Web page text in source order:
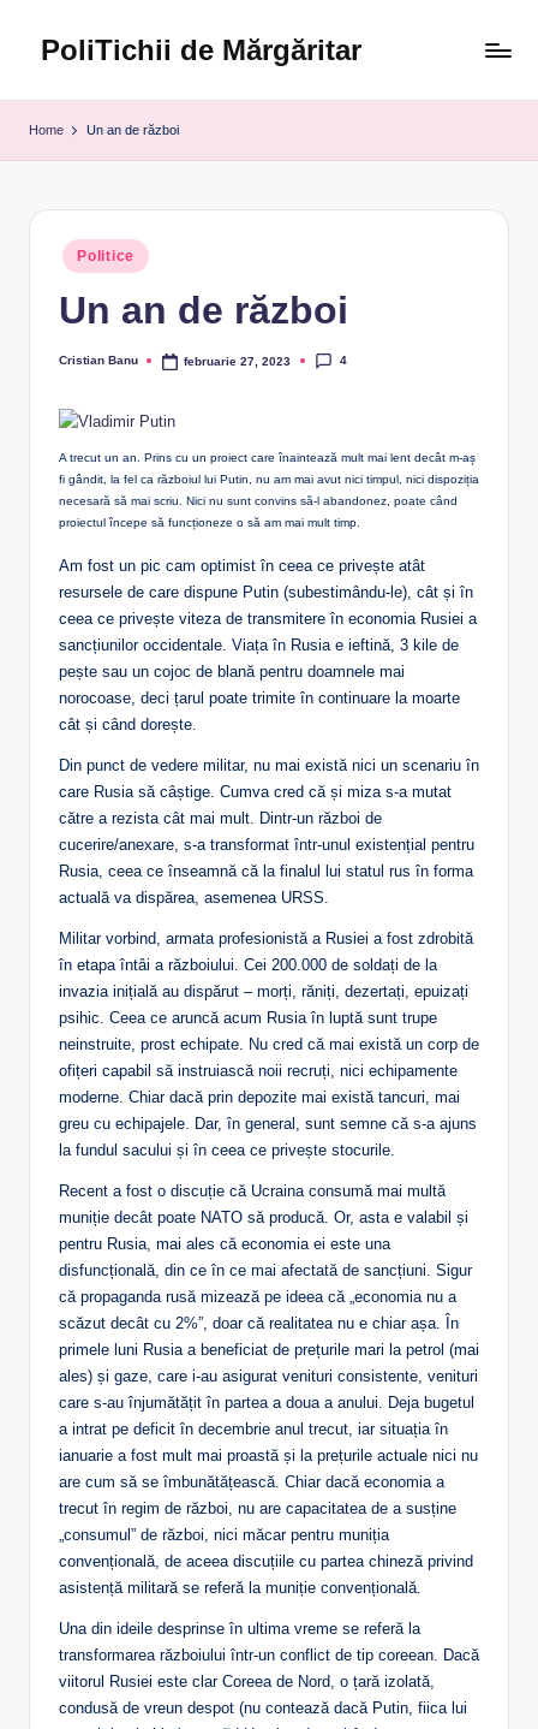
PoliTichii de Mărgăritar
Home Un an de război
Posted
in
Politice
Un an de război
Posted
Cristian Banu februarie 27, 2023 4
A trecut un an. Prins cu un proiect care înaintează mult mai lent decât m-aș
fi gândit, la fel ca războiul lui Putin, nu am mai avut nici timpul, nici dispoziția
necesară să mai scriu. Nici nu sunt convins să-l abandonez, poate când
proiectul începe să funcționeze o să am mai mult timp.
Am fost un pic cam optimist în ceea ce privește atât
resursele de care dispune Putin (subestimându-le), cât și în
ceea ce privește viteza de transmitere în economia Rusiei a
sancțiunilor occidentale. Viața în Rusia e ieftină, 3 kile de
pește sau un cojoc de blană pentru doamnele mai
norocoase, deci țarul poate trimite în continuare la moarte
cât și când dorește.
Din punct de vedere militar, nu mai există nici un scenariu în
care Rusia să câștige. Cumva cred că și miza s-a mutat
către a rezista cât mai mult. Dintr-un război de
cucerire/anexare, s-a transformat într-unul existențial pentru
Rusia, ceea ce înseamnă că la finalul lui statul rus în forma
actuală va dispărea, asemenea URSS.
Militar vorbind, armata profesionistă a Rusiei a fost zdrobită
în etapa întâi a războiului. Cei 200.000 de soldați de la
invazia inițială au dispărut – morți, răniți, dezertați, epuizați
psihic. Ceea ce aruncă acum Rusia în luptă sunt trupe
neinstruite, prost echipate. Nu cred că mai există un corp de
ofițeri capabil să instruiască noii recruți, nici echipamente
moderne. Chiar dacă prin depozite mai există tancuri, mai
greu cu echipajele. Dar, în general, sunt semne că s-a ajuns
la fundul sacului și în ceea ce privește stocurile.
Recent a fost o discuție că Ucraina consumă mai multă
muniție decât poate NATO să producă. Or, asta e valabil și
pentru Rusia, mai ales că economia ei este una
disfuncțională, din ce în ce mai afectată de sancțiuni. Sigur
că propaganda rusă mizează pe ideea că „economia nu a
scăzut decât cu 2%”, doar că realitatea nu e chiar așa. În
primele luni Rusia a beneficiat de prețurile mari la petrol (mai
ales) și gaze, care i-au asigurat venituri consistente, venituri
care s-au înjumătățit în partea a doua a anului. Deja bugetul
a intrat pe deficit în decembrie anul trecut, iar situația în
ianuarie a fost mult mai proastă și la prețurile actuale nici nu
are cum să se îmbunătățească. Chiar dacă economia a
trecut în regim de război, nu are capacitatea de a susține
„consumul” de război, nici măcar pentru muniția
convențională, de aceea discuțiile cu partea chineză privind
asistență militară se referă la muniție convențională.
Una din ideile desprinse în ultima vreme se referă la
transformarea războiului într-un conflict de tip coreean. Dacă
viitorul Rusiei este clar Coreea de Nord, o țară izolată,
condusă de vreun despot (nu contează dacă Putin, fiica lui